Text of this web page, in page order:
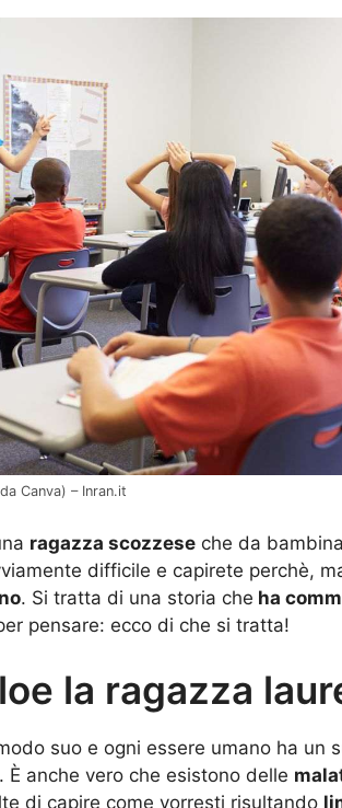
Canva) – Inran.it
ragazza scozzese che da
difficile e capirete perchè,
. Si tratta di una storia che ha
pensare: ecco di che si tratta!
la ragazza
suo e ogni essere umano ha un
anche vero che esistono delle
di capire come vorresti risultando